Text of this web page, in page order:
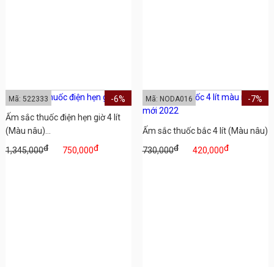
Ấm sắc thuốc điện hẹn giờ 4 lít
(Màu nâu)...
1,345,000đ 750,000đ
-6%
Mã: 522333
Ấm sắc thuốc bắc 4 lít (Màu nâu)
730,000đ 420,000đ
-7%
Mã: NODA016